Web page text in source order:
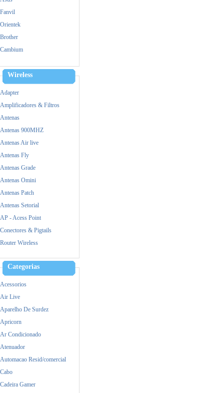
Fanvil
Orientek
Brother
Cambium
Dell
Nokia
Raspberry
Samsung
Satellite
TP-Link
Ubiquiti
Yealink
Zebra
Wireless
Adapter
Amplificadores & Filtros
Antenas
Antenas 900MHZ
Antenas Air live
Antenas Fly
Antenas Grade
Antenas Omini
Antenas Patch
Antenas Setorial
AP - Acess Point
Conectores & Pigtails
Router Wireless
Categorias
Acessorios
Air Live
Aparelho De Surdez
Apricorn
Ar Condicionado
Atenuador
Automacao Resid/comercial
Cabo
Cadeira Gamer